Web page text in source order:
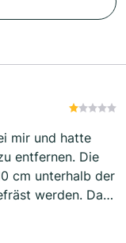
mir und hatte
entfernen. Die
cm unterhalb der
werden. Da
setzen will. Als